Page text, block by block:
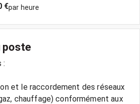
€par heure
poste
:
et le raccordement des réseaux
chauffage) conformément aux